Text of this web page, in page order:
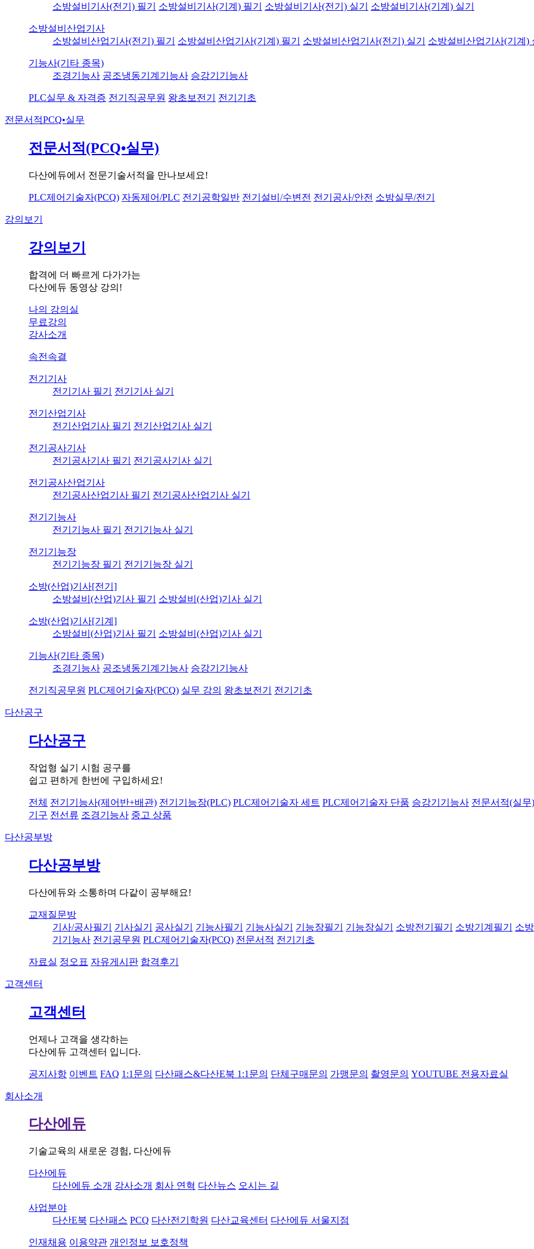
소방설비기사(전기) 필기
소방설비기사(기계) 필기 소방설비기사(전기) 실기 소방설비기사(기계) 실기
소방설비산업기사
소방설비산업기사(전기) 필기
소방설비산업기사(기계) 필기 소방설비산업기사(전기) 실기 소방설비산업기사(기계)
기능사(기타 종목)
조경기능사 공조냉동기계기능사 승강기기능사
PLC실무 & 자격증 전기직공무원 왕초보전기 전기기초
전문서적PCQ•실무
전문서적(PCQ•실무)
다산에듀에서 전문기술서적을 만나보세요!
PLC제어기술자(PCQ) 자동제어/PLC 전기공학일반 전기설비/수변전 전기공사/안전 소방실무/전기
강의보기
강의보기
합격에 더 빠르게 다가가는
다산에듀 동영상 강의!
나의 강의실
무료강의
강사소개
속전속결
전기기사
전기기사 필기
전기기사 실기
전기산업기사
전기산업기사 필기
전기산업기사 실기
전기공사기사
전기공사기사 필기
전기공사기사 실기
전기공사산업기사
전기공사산업기사 필기
전기공사산업기사 실기
전기기능사
전기기능사 필기
전기기능사 실기
전기기능장
전기기능장 필기
전기기능장 실기
소방(산업)기사[전기]
소방설비(산업)기사 필기
소방설비(산업)기사 실기
소방(산업)기사[기계]
소방설비(산업)기사 필기
소방설비(산업)기사 실기
기능사(기타 종목)
조경기능사 공조냉동기계기능사 승강기기능사
전기직공무원 PLC제어기술자(PCQ) 실무 강의 왕초보전기 전기기초
다산공구
다산공구
작업형 실기 시험 공구를
쉽고 편하게 한번에 구입하세요!
전체 전기기능사(제어반+배관) 전기기능장(PLC) PLC제어기술자 세트 PLC제어기술자 단품 승강기기능사 전문서적(실
기구 전선류 조경기능사 중고 상품
다산공부방
다산공부방
다산에듀와 소통하며 다같이 공부해요!
교재질문방
기사/공사필기
기사실기 공사실기 기능사필기 기능사실기 기능장필기 기능장실기 소방전기필기 소방기계필기
소
기기능사 전기공무원 PLC제어기술자(PCQ) 전문서적 전기기초
자료실 정오표 자유게시판 합격후기
고객센터
고객센터
언제나 고객을 생각하는
다산에듀 고객센터 입니다.
공지사항 이벤트 FAQ 1:1문의 다산패스&다산E북 1:1문의 단체구매문의 가맹문의 촬영문의 YOUTUBE 전용자료실
회사소개
다산에듀
기술교육의 새로운 경험, 다산에듀
다산에듀
다산에듀 소개 강사소개 회사 연혁 다산뉴스 오시는 길
사업분야
다산E북 다산패스 PCQ 다산전기학원 다산교육센터 다산에듀 서울지점
인재채용 이용약관 개인정보 보호정책